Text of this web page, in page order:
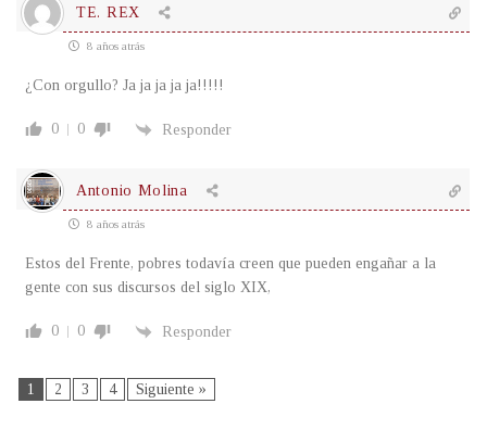
TE. REX
8 años atrás
¿Con orgullo? Ja ja ja ja ja!!!!!
0 0 Responder
Antonio Molina
8 años atrás
Estos del Frente, pobres todavía creen que pueden engañar a la
gente con sus discursos del siglo XIX,
0 0 Responder
1 2 3 4 Siguiente »